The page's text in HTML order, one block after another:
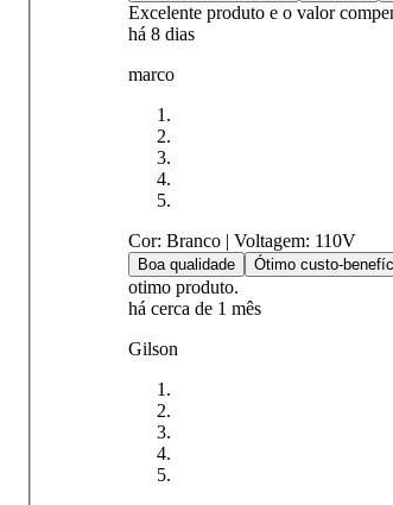
Excelente produto e o valor
há 8 dias
marco
Cor: Branco | Voltagem: 110V
Boa qualidade Ótimo custo-
otimo produto.
há cerca de 1 mês
Gilson